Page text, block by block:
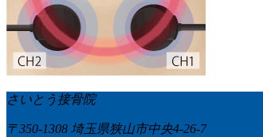
さいとう接骨院
〒350-1308 埼玉県狭山市中央4-26-7